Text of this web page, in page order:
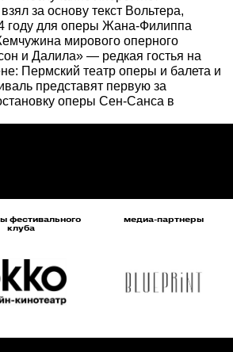
за основу текст Вольтера,
году для оперы Жана-Филиппа
мирового оперного
и Далила» — редкая гостья на
Пермский театр оперы и балета и
представят первую за
оперы Сен-Санса в
фестивального
клуба
медиа-партнеры